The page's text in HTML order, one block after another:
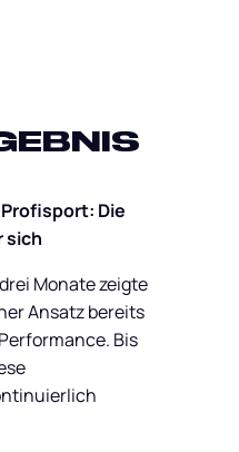
Die
sich
Monate zeigte
Ansatz bereits
Bis